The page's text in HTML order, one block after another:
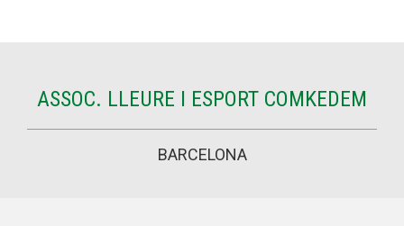
ASSOC. LLEURE I ESPORT COMKEDEM
BARCELONA
Els comptes clars
Memòria d'activitats